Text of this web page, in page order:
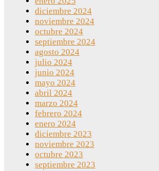
diciembre 2024
noviembre 2024
octubre 2024
septiembre 2024
agosto 2024
julio 2024
junio 2024
mayo 2024
abril 2024
marzo 2024
febrero 2024
enero 2024
diciembre 2023
noviembre 2023
octubre 2023
septiembre 2023